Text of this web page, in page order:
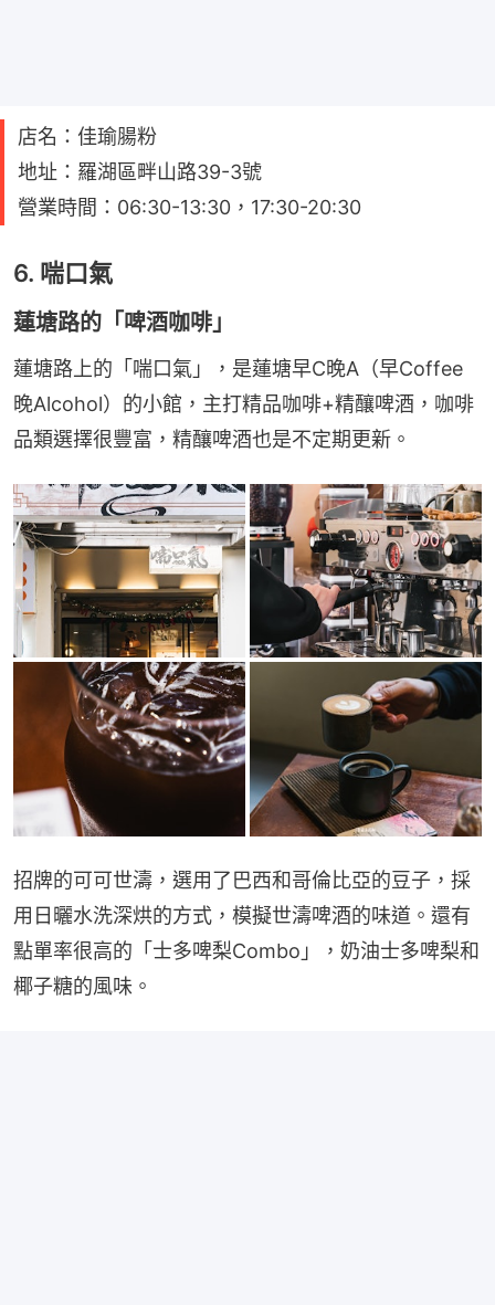
店名：佳瑜腸粉
地址：羅湖區畔山路39-3號
營業時間：06:30-13:30，17:30-20:30
6. 喘口氣
蓮塘路的「啤酒咖啡」
蓮塘路上的「喘口氣」，是蓮塘早C晚A（早Coffee
晚Alcohol）的小館，主打精品咖啡+精釀啤酒，咖啡
品類選擇很豐富，精釀啤酒也是不定期更新。
招牌的可可世濤，選用了巴西和哥倫比亞的豆子，採
用日曬水洗深烘的方式，模擬世濤啤酒的味道。還有
點單率很高的「士多啤梨Combo」，奶油士多啤梨和
椰子糖的風味。